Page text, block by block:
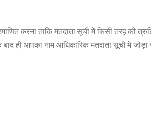
करना ताकि मतदाता सूची में किसी तरह की
ही आपका नाम आधिकारिक मतदाता सूची में जोड़ा